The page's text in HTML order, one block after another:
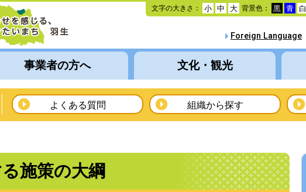
本
文
動
文字の大きさ： 小 中 大 背景色： 黒 青 白
Foreign Language
事業者の方へ 文化・観光
よくある質問 組織から探す
施策の大綱